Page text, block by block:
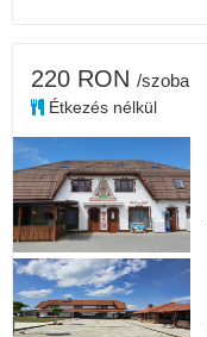
220 RON /szoba
Étkezés nélkül